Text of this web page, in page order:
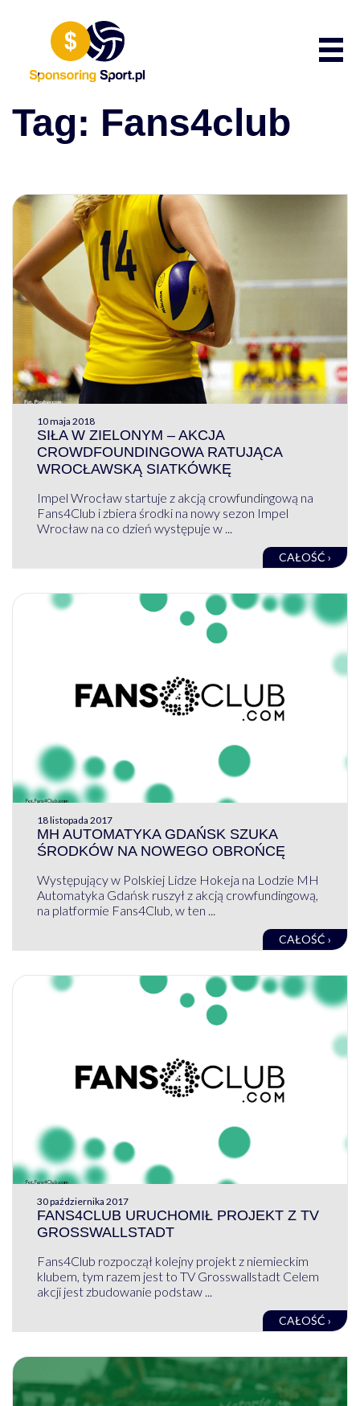
Tag: Fans4club
10 maja 2018
SIŁA W ZIELONYM – AKCJA
CROWDFOUNDINGOWA RATUJĄCA
WROCŁAWSKĄ SIATKÓWKĘ
Impel Wrocław startuje z akcją crowfundingową na
Fans4Club i zbiera środki na nowy sezon Impel
Wrocław na co dzień występuje w ...
CAŁOŚĆ ›
18 listopada 2017
MH AUTOMATYKA GDAŃSK SZUKA
ŚRODKÓW NA NOWEGO OBROŃCĘ
Występujący w Polskiej Lidze Hokeja na Lodzie MH
Automatyka Gdańsk ruszył z akcją crowfundingową,
na platformie Fans4Club, w ten ...
CAŁOŚĆ ›
30 października 2017
FANS4CLUB URUCHOMIŁ PROJEKT Z TV
GROSSWALLSTADT
Fans4Club rozpoczął kolejny projekt z niemieckim
klubem, tym razem jest to TV Grosswallstadt Celem
akcji jest zbudowanie podstaw ...
CAŁOŚĆ ›